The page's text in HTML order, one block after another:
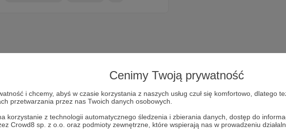
Cenimy Twoją prywatność
i chcemy, abyś w czasie korzystania z naszych usług czuł się komfortowo, dlatego
przetwarzania przez nas Twoich danych osobowych.
korzystanie z technologii automatycznego śledzenia i zbierania danych, dostęp do
Crowd8 sp. z o.o. oraz podmioty zewnętrzne, które wspierają nas w prowadzeniu